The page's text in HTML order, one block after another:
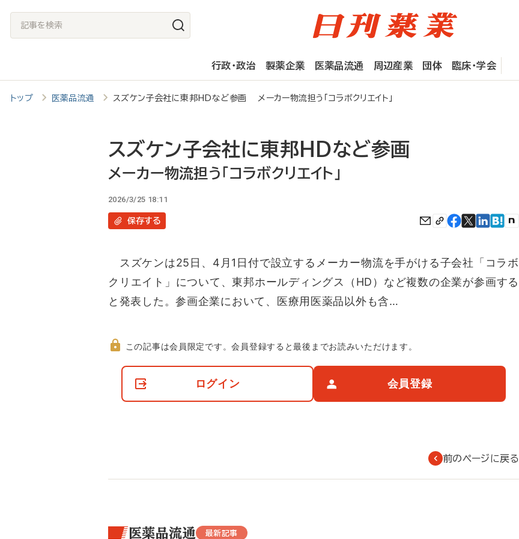
記
事
検
索
行政・政治 製薬企業 医薬品流通 周辺産業 団体 臨床・学会
トップ 医薬品流通 スズケン子会社に東邦HDなど参画 メーカー物流担う「コラボクリエイト」
スズケン子会社に東邦HDなど参画
メーカー物流担う「コラボクリエイト」
2026/3/25 18:11
保存する
スズケンは25日、4月1日付で設立するメーカー物流を手がける子会社「コラボ
クリエイト」について、東邦ホールディングス（HD）など複数の企業が参画する
と発表した。参画企業において、医療用医薬品以外も含…
て
この記事は会員限定です。会員登録すると最後までお読みいただけます。
ログイン 会員登録
前のページに戻る
医薬品流通 最新記事